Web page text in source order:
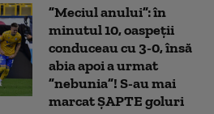
”Meciul anului”: în
minutul 10, oaspeții
conduceau cu 3-0, însă
abia apoi a urmat
”nebunia”! S-au mai
marcat ȘAPTE goluri